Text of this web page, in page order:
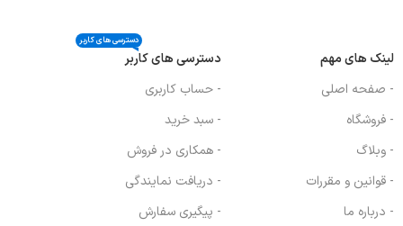
لینک های مهم
- صفحه اصلی
- فروشگاه
- وبلاگ
- قوانین و مقررات
- درباره ما
دسترسی های کاربر
دسترسی های کاربر
- حساب کاربری
- سبد خرید
- همکاری در فروش
- دریافت نمایندگی
- پیگیری سفارش